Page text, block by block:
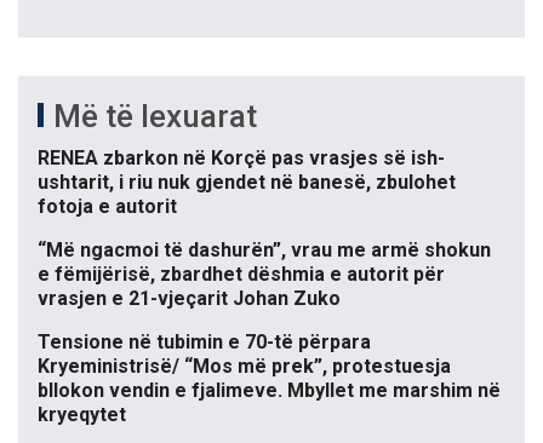
Më të lexuarat
RENEA zbarkon në Korçë pas vrasjes së ish-
ushtarit, i riu nuk gjendet në banesë, zbulohet
fotoja e autorit
“Më ngacmoi të dashurën”, vrau me armë shokun
e fëmijërisë, zbardhet dëshmia e autorit për
vrasjen e 21-vjeçarit Johan Zuko
Tensione në tubimin e 70-të përpara
Kryeministrisë/ “Mos më prek”, protestuesja
bllokon vendin e fjalimeve. Mbyllet me marshim në
kryeqytet